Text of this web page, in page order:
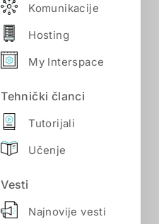
Komunikacije
Hosting
My Interspace
Tehnički članci
Tutorijali
Učenje
Vesti
Najnovije vesti